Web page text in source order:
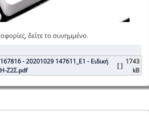
δείτε το συνημμένο.
- 20201029 147611_Ε1 - Ειδική
Ζ2Σ.pdf
[ ]
1743
kB